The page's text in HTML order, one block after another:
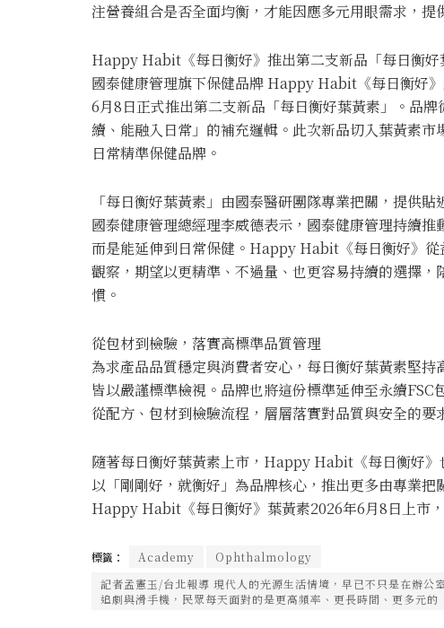
注營養組合是否全面均衡，才能因應多元用眼需求，提
Happy Habit《每日衡好》推出第二支新品「每日衡好
國泰健康管理旗下保健品牌 Happy Habit《每日衡好
6月8日正式推出第二支新品「每日衡好葉黃素」。品
續、能融入日常」的補充邏輯。此次新品切入葉黃素
日常精準保健品牌。
「每日衡好葉黃素」由國泰醫研團隊專業把關，提供
國泰健康管理總經理李威德表示，國泰健康管理持續
而是能延伸到日常保健。Happy Habit《每日衡好》
觀察，期望以更精準、不過量、也更容易持續的選擇
慣。
從包材到檢驗，落實高標準品質管理
為求產品品質穩定與消費者安心，每日衡好葉黃素堅持
皆以嚴謹標準檢視。品牌也將這份標準延伸至永續FSC
從配方、包材到檢驗流程，層層落實對品質與安全的要
隨著每日衡好葉黃素上市，Happy Habit《每日衡好
以「剛剛好，就衡好」為品牌核心，推出更多由專業把
Happy Habit《每日衡好》葉黃素2026年6月8日上
標籤： Academy
Ophthalmology
記者孟憲玉/台北報導 現代人的光源生活情境，早已不只是在辦公
追劇與滑手機，民眾每天面對的是更高頻率、更長時間、更多元